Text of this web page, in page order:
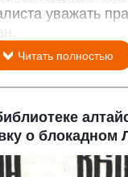
уважать
Читать полностью
о блокадном